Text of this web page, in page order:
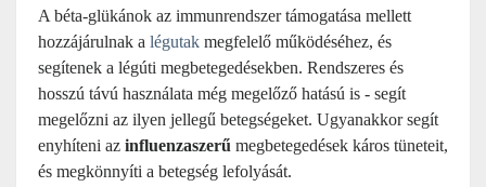
A béta-glükánok az immunrendszer támogatása mellett
hozzájárulnak a légutak megfelelő működéséhez, és
segítenek a légúti megbetegedésekben. Rendszeres és
hosszú távú használata még megelőző hatású is - segít
megelőzni az ilyen jellegű betegségeket. Ugyanakkor segít
enyhíteni az influenzaszerű megbetegedések káros tüneteit,
és megkönnyíti a betegség lefolyását.